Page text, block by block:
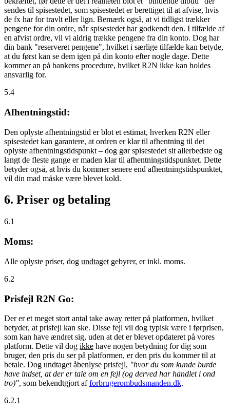
sendes til spisestedet, som spisestedet er berettiget til at afvise, hvis
de fx har for travlt eller lign. Bemærk også, at vi tidligst trækker
pengene for din ordre, når spisestedet har godkendt den. I tilfælde af
en afvist ordre, vil vi aldrig trække pengene fra din konto. Dog har
din bank "reserveret pengene", hvilket i særlige tilfælde kan betyde,
at du først kan se dem igen på din konto efter nogle dage. Dette
kommer an på bankens procedure, hvilket R2N ikke kan holdes
ansvarlig for.
5.4
Afhentningstid:
Den oplyste afhentningstid er blot et estimat, hverken R2N eller
spisestedet kan garantere, at ordren er klar til afhentning til det
oplyste afhentningstidspunkt – dog gør spisestedet sit allerbedste og
langt de fleste gange er maden klar til afhentningstidspunktet. Dette
betyder også, at hvis du kommer senere end afhentningstidspunktet,
vil din mad måske være blevet kold.
6. Priser og betaling
6.1
Moms:
Alle oplyste priser, dog undtaget gebyrer, er inkl. moms.
6.2
Prisfejl R2N Go:
Der er et meget stort antal take away retter på platformen, hvilket
betyder, at prisfejl kan ske. Disse fejl vil dog typisk være i førprisen,
som kan have ændret sig, uden at det er blevet opdateret på vores
platform. Dette vil dog ikke have nogen betydning for dig som
bruger, den pris du ser på platformen, er den pris du kommer til at
betale. Dog undtaget åbenlyse prisfejl, "hvor du som kunde burde
have indset, at der er tale om en fejl (og derved har handlet i ond
tro)", som bekendtgjort afforbrugerombudsmanden.dk.
6.2.1